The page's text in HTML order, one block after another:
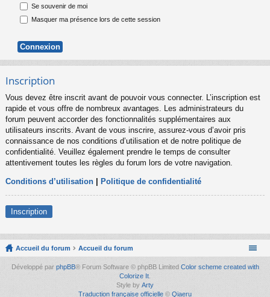
Se souvenir de moi
Masquer ma présence lors de cette session
Inscription
Vous devez être inscrit avant de pouvoir vous connecter. L’inscription est
rapide et vous offre de nombreux avantages. Les administrateurs du
forum peuvent accorder des fonctionnalités supplémentaires aux
utilisateurs inscrits. Avant de vous inscrire, assurez-vous d’avoir pris
connaissance de nos conditions d’utilisation et de notre politique de
confidentialité. Veuillez également prendre le temps de consulter
attentivement toutes les règles du forum lors de votre navigation.
Conditions d’utilisation Politique de confidentialité
Inscription
Accueil du forum Accueil du forum
Développé par phpBB® Forum Software © phpBB Limited Color scheme created with
Colorize It.
Style by Arty
Traduction française officielle © Qiaeru